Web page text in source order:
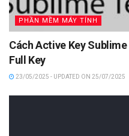
PHẦN MỀM MÁY TÍNH
Cách Active Key
Full Key
23/05/2025 - UPDATED ON 25/07/2025